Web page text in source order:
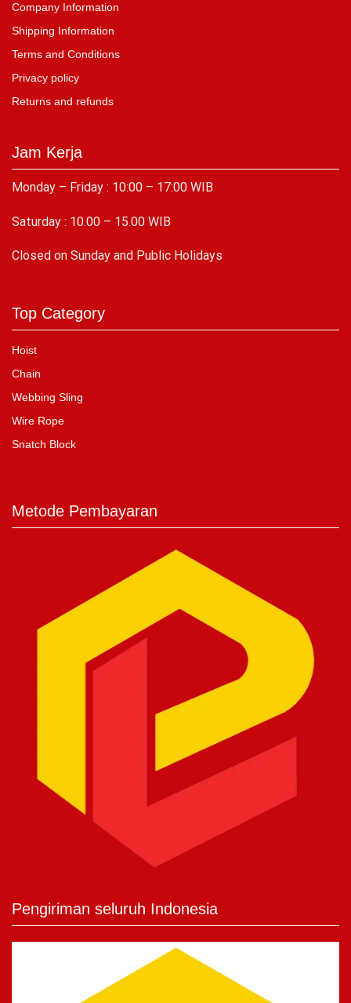
Company Information
Shipping Information
Terms and Conditions
Privacy policy
Returns and refunds
Jam Kerja
Monday – Friday : 10:00 – 17:00 WIB
Saturday : 10.00 – 15.00 WIB
Closed on Sunday and Public Holidays
Top Category
Hoist
Chain
Webbing Sling
Wire Rope
Snatch Block
Metode Pembayaran
Pengiriman seluruh Indonesia